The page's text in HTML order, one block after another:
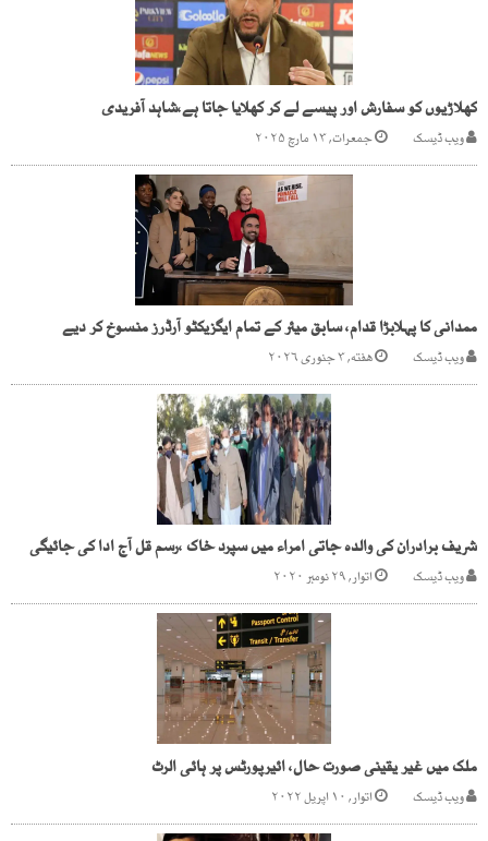
کھلاڑیوں کو سفارش اور پیسے لے کر کھلایا جاتا ہے،شاہد آفریدی
ویب ڈیسک جمعرات, ۱۳ مارچ ۲۰۲۵
ممدانی کا پہلابڑا قدام، سابق میئر کے تمام ایگزیکٹو آرڈرز منسوخ کر دیے
ویب ڈیسک هفته, ۳ جنوری ۲۰۲۶
شریف برادران کی والدہ جاتی امراء میں سپرد خاک ،رسم قل آج ادا کی جائیگی
ویب ڈیسک اتوار, ۲۹ نومبر ۲۰۲۰
ملک میں غیر یقینی صورت حال، ائیرپورٹس پر ہائی الرٹ
ویب ڈیسک اتوار, ۱۰ اپریل ۲۰۲۲